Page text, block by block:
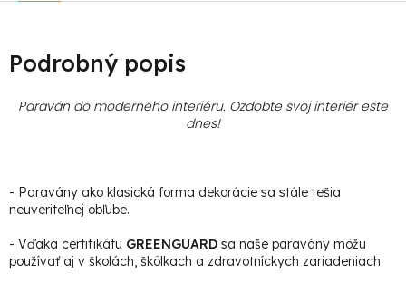
Podrobný popis
Paraván do moderného interiéru. Ozdobte svoj interiér ešte
dnes!
- Paravány ako klasická forma dekorácie sa stále tešia
neuveriteľnej obľube.
- Vďaka certifikátu GREENGUARD sa naše paravány môžu
používať aj v školách, škôlkach a zdravotníckych zariadeniach.